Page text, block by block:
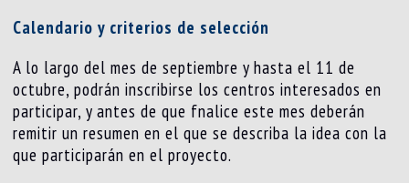
Calendario y criterios de selección
A lo largo del mes de septiembre y hasta el 11 de
octubre, podrán inscribirse los centros interesados en
participar, y antes de que fnalice este mes deberán
remitir un resumen en el que se describa la idea con la
que participarán en el proyecto.